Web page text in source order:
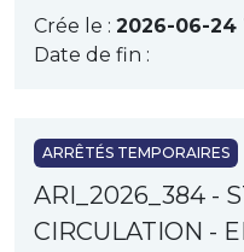
Crée le : 2026-06-24
Date de fin :
ARRÊTÉS TEMPORAIRES
ARI_2026_384 -
CIRCULATION -